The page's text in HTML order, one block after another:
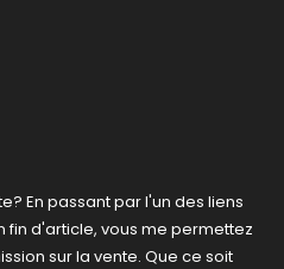
En passant par l'un des liens
fin d'article, vous me permettez
sur la vente. Que ce soit